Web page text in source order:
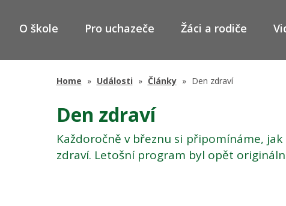
O škole Pro uchazeče Žáci a rodiče
Home Události Články Den zdraví
Den zdraví
Každoročně v březnu si připomínáme,
zdraví. Letošní program byl opět